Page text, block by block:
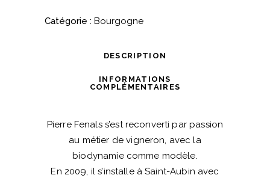
quantité
Catégorie : Bourgogne
DESCRIPTION
INFORMATIONS
COMPLÉMENTAIRES
Pierre Fenals s’est reconverti par passion
au métier de vigneron, avec la
biodynamie comme modèle.
En 2009, il s’installe à Saint-Aubin avec